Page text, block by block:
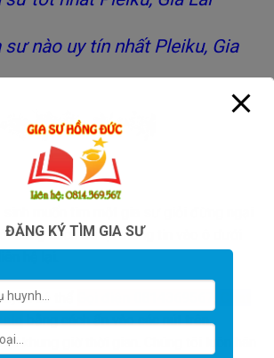
sư nào uy tín nhất Pleiku, Gia
bằng cách để lại thông tin vào ô dưới
hệ lại.
có thể
bằng cách ấn vào các nút trên
khung giờ thời gian. Chúng tôi luôn hân
ĐĂNG KÝ TÌM GIA SƯ